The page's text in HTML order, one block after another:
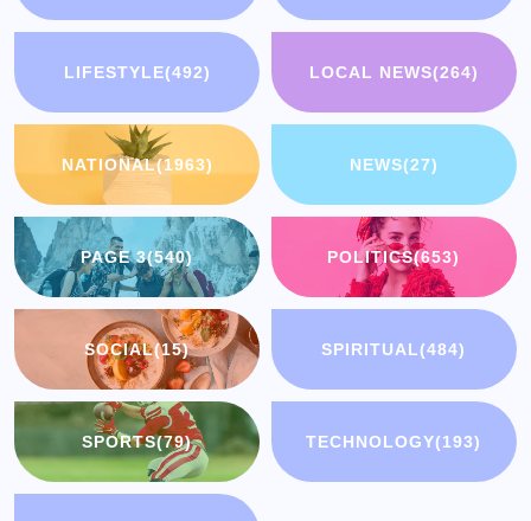
LIFESTYLE(492) LOCAL NEWS(264)
NATIONAL(1963) NEWS(27)
PAGE 3(540) POLITICS(653)
SOCIAL(15) SPIRITUAL(484)
SPORTS(79) TECHNOLOGY(193)